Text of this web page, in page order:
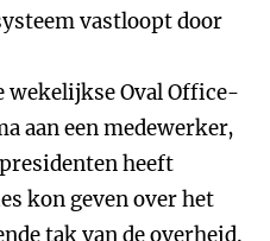
vastloopt door
wekelijkse Oval Office-
aan een medewerker,
heeft
kon geven over het
tak van de overheid.